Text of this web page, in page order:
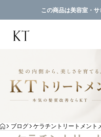
この商品は美容室・
HOME
ブログ ケラチントリートメント